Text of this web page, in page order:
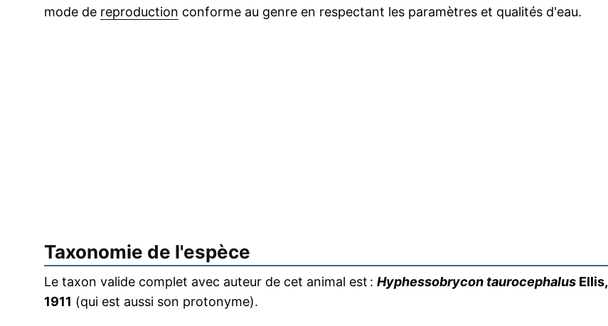
mode de reproduction conforme au genre en respectant les paramètres et qualités d'eau.
Taxonomie de l'espèce
Le taxon valide complet avec auteur de cet animal est : Hyphessobrycon taurocephalus Ellis,
1911 (qui est aussi son protonyme).